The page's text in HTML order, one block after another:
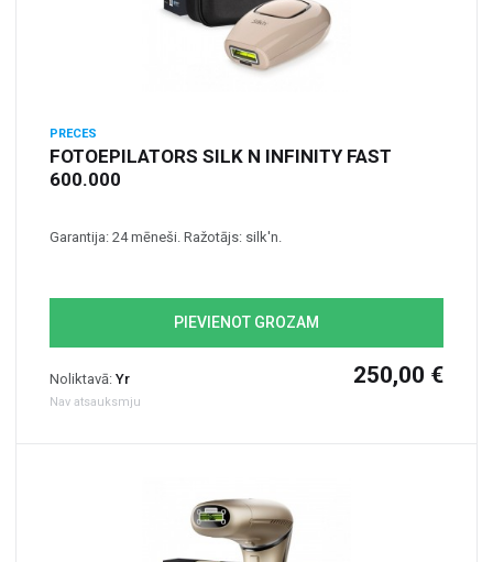
PRECES
FOTOEPILATORS SILK N INFINITY FAST
600.000
Garantija: 24 mēneši. Ražotājs: silk'n.
PIEVIENOT GROZAM
Noliktavā: Yr
Nav atsauksmju
250,00 €